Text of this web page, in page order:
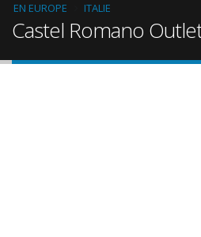
EN EUROPE ITALIE
Castel Romano